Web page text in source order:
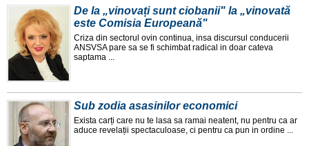
De la „vinovați sunt ciobanii" la „vinovată
este Comisia Europeană"
Criza din sectorul ovin continua, insa discursul conducerii
ANSVSA pare sa se fi schimbat radical in doar cateva
saptama ...
Sub zodia asasinilor economici
Exista carți care nu te lasa sa ramai neatent, nu pentru ca ar
aduce revelații spectaculoase, ci pentru ca pun in ordine ...